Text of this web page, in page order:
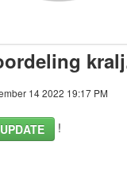
14 2022 19:17 PM
UPDATE !